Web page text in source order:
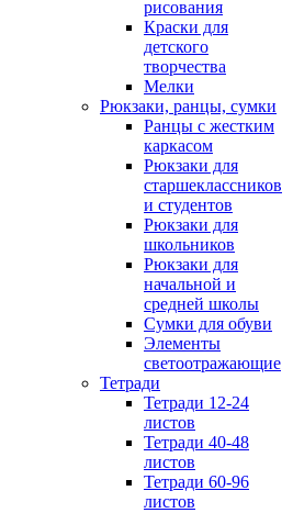
рисования
Краски для
детского
творчества
Мелки
Рюкзаки, ранцы, сумки
Ранцы с жестким
каркасом
Рюкзаки для
старшеклассников
и студентов
Рюкзаки для
школьников
Рюкзаки для
начальной и
средней школы
Сумки для обуви
Элементы
светоотражающие
Тетради
Тетради 12-24
листов
Тетради 40-48
листов
Тетради 60-96
листов